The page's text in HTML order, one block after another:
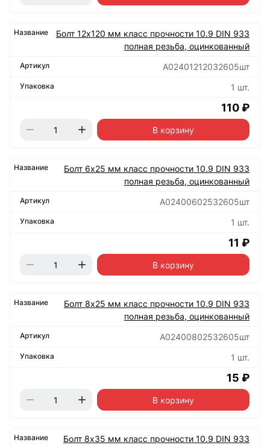
Болт 12х120 мм класс прочности 10.9 DIN 933
полная резьба, оцинкованный
А02401212032605шт
1 шт.
110 ₽
В корзину
Болт 6х25 мм класс прочности 10.9 DIN 933
полная резьба, оцинкованный
А02400602532605шт
1 шт.
11 ₽
В корзину
Болт 8х25 мм класс прочности 10.9 DIN 933
полная резьба, оцинкованный
А02400802532605шт
1 шт.
15 ₽
В корзину
Болт 8х35 мм класс прочности 10.9 DIN 933